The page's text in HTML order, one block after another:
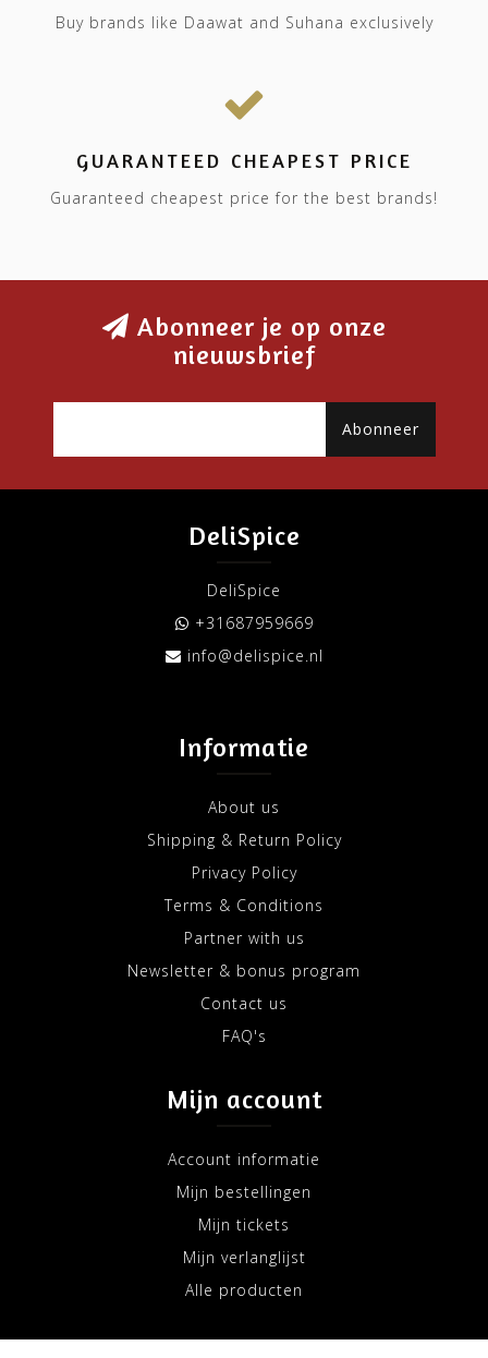
Buy brands like Daawat and Suhana exclusively
GUARANTEED CHEAPEST PRICE
Guaranteed cheapest price for the best brands!
Abonneer je op onze
nieuwsbrief
Abonneer
DeliSpice
DeliSpice
+31687959669
info@delispice.nl
Informatie
About us
Shipping & Return Policy
Privacy Policy
Terms & Conditions
Partner with us
Newsletter & bonus program
Contact us
FAQ's
Mijn account
Account informatie
Mijn bestellingen
Mijn tickets
Mijn verlanglijst
Alle producten